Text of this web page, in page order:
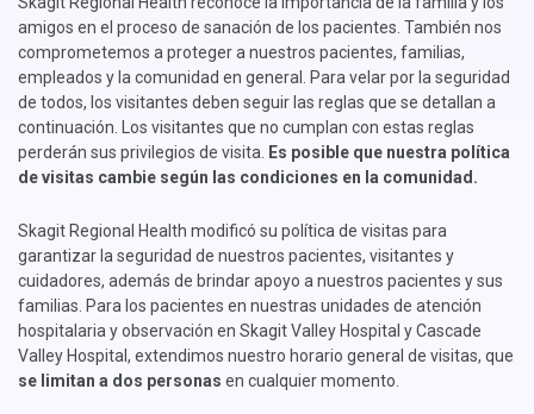
amigos en el proceso de sanación de los pacientes. También nos
comprometemos a proteger a nuestros pacientes, familias,
empleados y la comunidad en general. Para velar por la seguridad
de todos, los visitantes deben seguir las reglas que se detallan a
continuación. Los visitantes que no cumplan con estas reglas
perderán sus privilegios de visita.
Es posible que nuestra política
de visitas cambie según las condiciones en la comunidad.
Skagit Regional Health modificó su política de visitas para
garantizar la seguridad de nuestros pacientes, visitantes y
cuidadores, además de brindar apoyo a nuestros pacientes y sus
familias.​​​​​​​ Para los pacientes en nuestras unidades de atención
hospitalaria y observación en Skagit Valley Hospital y Cascade
Valley Hospital, extendimos nuestro horario general de visitas, que
se limitan a dos personas en cualquier momento.